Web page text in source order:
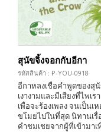
สุนัขจิ้งจอกกับอีกา
รหัสสินค้า : P-YOU-0918
อีกาหลงเชื่อคำพูดของสุ
เงางามและมีเสียงที่ไพเ
เพื่อจะร้องเพลง จนเป็น
ขโมยไปในที่สุด นิทานเรื่
คำชมเชยจากผู้ที่เข้ามา